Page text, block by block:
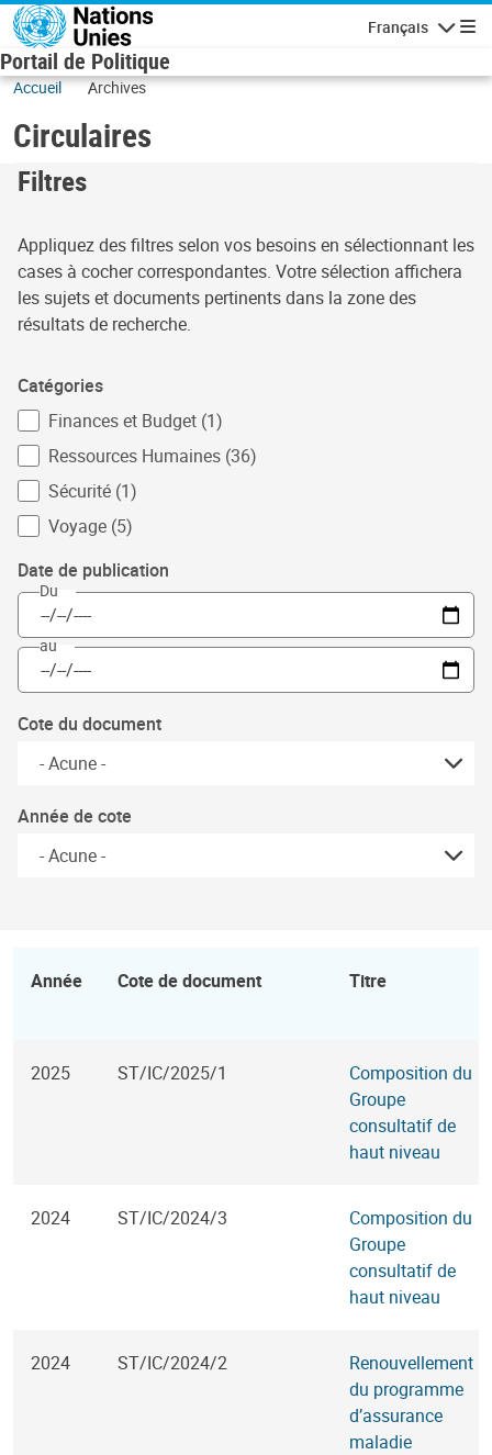
Aller au contenu principal
Français
Portail de Politique
Accueil Archives
Circulaires
Filtres
Appliquez des filtres selon vos besoins en sélectionnant les
cases à cocher correspondantes. Votre sélection affichera
les sujets et documents pertinents dans la zone des
résultats de recherche.
Catégories
Finances et Budget (1)
Ressources Humaines (36)
Sécurité (1)
Voyage (5)
Date de publication
Du
au
Cote du document
Année de cote
Année Cote de document Titre
2025 ST/IC/2025/1
Composition du
Groupe
consultatif de
haut niveau
2024 ST/IC/2024/3
Composition du
Groupe
consultatif de
haut niveau
2024 ST/IC/2024/2
Renouvellement
du programme
d’assurance
maladie